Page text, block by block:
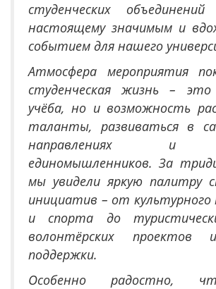
студенческих
настоящему значимым и
событием для нашего
Атмосфера мероприятия
студенческая жизнь –
учёба, но и возможность
таланты, развиваться в
направлениях и
единомышленников. За
мы увидели яркую палитру
инициатив – от
и спорта до
волонтёрских проектов
поддержки.
Особенно радостно,